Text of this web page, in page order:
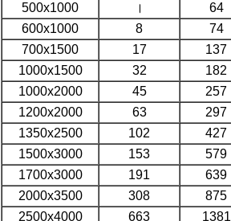
500x1000
। 64
600x1000
8 74
700x1500
17 137
1000x1500
32 182
1000x2000
45 257
1200x2000
63 297
1350x2500
102 427
1500x3000
153 579
1700x3000
191 639
2000x3500
308 875
2500x4000
663 1381